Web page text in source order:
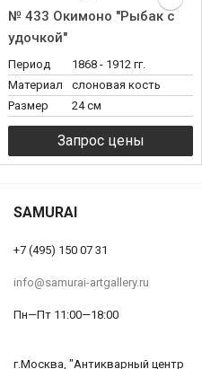
№ 433 Окимоно "Рыбак с
удочкой"
Период
1868 - 1912 гг.
Материал
слоновая кость
Размер
24 см
SAMURAI
+7 (495) 150 07 31
info@samurai-artgallery.ru
Пн—Пт 11:00—18:00
г.Москва, "Антикварный центр